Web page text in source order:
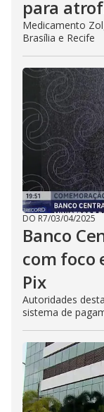
para
Medicamento
Brasília e Recife
DO R7/03/04/2025
Banco
com foco
Pix
Autoridades
sistema de